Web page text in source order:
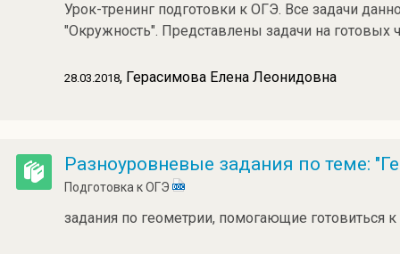
Урок-тренинг подготовки к ОГЭ. Все задачи
"Окружность". Представлены задачи на готовых
28.03.2018, Герасимова Елена Леонидовна
Разноуровневые задания по теме:
Подготовка к ОГЭ
задания по геометрии, помогающие готовиться к